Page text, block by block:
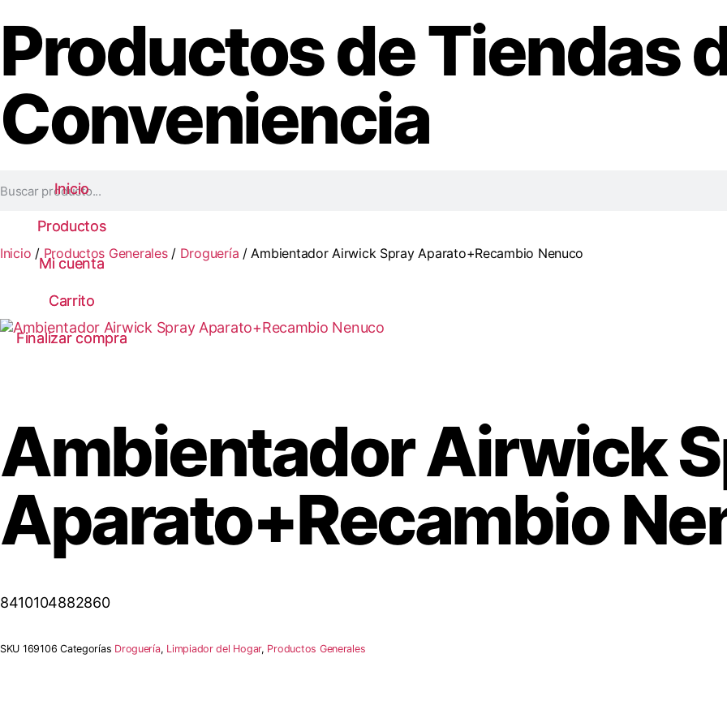
Productos de Tiendas
Conveniencia
Inicio
Productos
Mi cuenta
Carrito
Finalizar compra
Inicio
Productos
Mi cuenta
Carrito
Finalizar compra
Inicio / Productos Generales/ Droguería / Ambientador Airwick Spray Aparato+Recambio Nenuco
Ambientador Airwick
Aparato+Recambio
8410104882860
SKU 169106Categorías Droguería, Limpiador del Hogar, Productos Generales